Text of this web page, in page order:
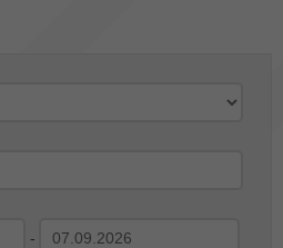
-